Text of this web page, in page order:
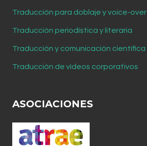
Traducción para doblaje y voice-over
Traducción periodística y literaria
Traducción y comunicación científica
Traducción de vídeos corporativos
ASOCIACIONES